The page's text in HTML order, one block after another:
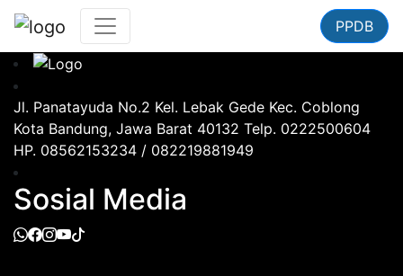
PPDB
Jl. Panatayuda No.2 Kel. Lebak Gede Kec. Coblong
Kota Bandung, Jawa Barat 40132 Telp. 0222500604
HP. 08562153234 / 082219881949
Sosial Media